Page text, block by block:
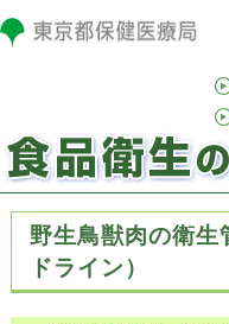
野生鳥獣肉の衛生
ドライン）